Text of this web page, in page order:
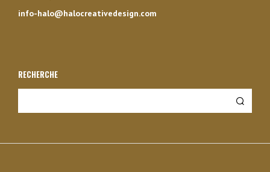
info-halo@halocreativedesign.com
RECHERCHE